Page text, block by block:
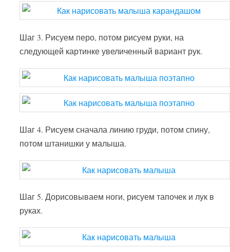
Шаг 3. Рисуем перо, потом рисуем руки, на
следующей картинке увеличенный вариант рук.
Шаг 4. Рисуем сначала линию груди, потом спину,
потом штанишки у малыша.
Шаг 5. Дорисовываем ноги, рисуем тапочек и лук в
руках.